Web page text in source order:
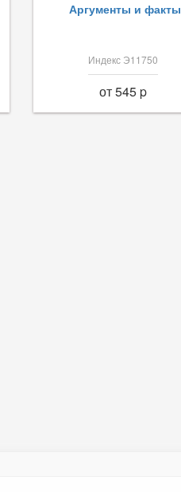
Аргументы и факты
Индекс Э11750
от 545 p